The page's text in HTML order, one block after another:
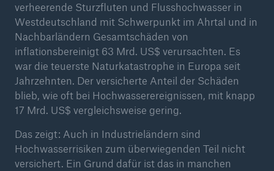
verheerende Sturzfluten und Flusshochwasser in
Westdeutschland mit Schwerpunkt im Ahrtal und in
Nachbarländern Gesamtschäden von
inflationsbereinigt 63 Mrd. US$ verursachten. Es
war die teuerste Naturkatastrophe in Europa seit
Jahrzehnten. Der versicherte Anteil der Schäden
blieb, wie oft bei Hochwasserereignissen, mit knapp
17 Mrd. US$ vergleichsweise gering.
Das zeigt: Auch in Industrieländern sind
Hochwasserrisiken zum überwiegenden Teil nicht
versichert. Ein Grund dafür ist das in manchen
600 bn
US Dollar im Jahr 2018